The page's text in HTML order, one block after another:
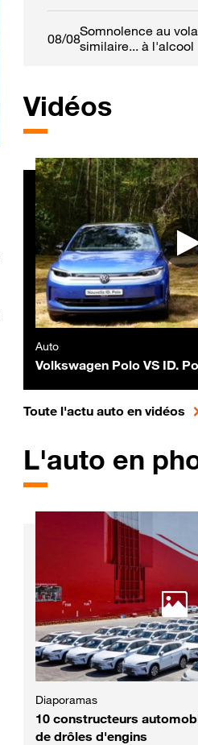
08/08Somnolence au
similaire... à l'alcool
Vidéos
Auto
Volkswagen Polo VS ID.
Toute l'actu auto en vidéos
L'auto en
Diaporamas
10 constructeurs
de drôles d'engins